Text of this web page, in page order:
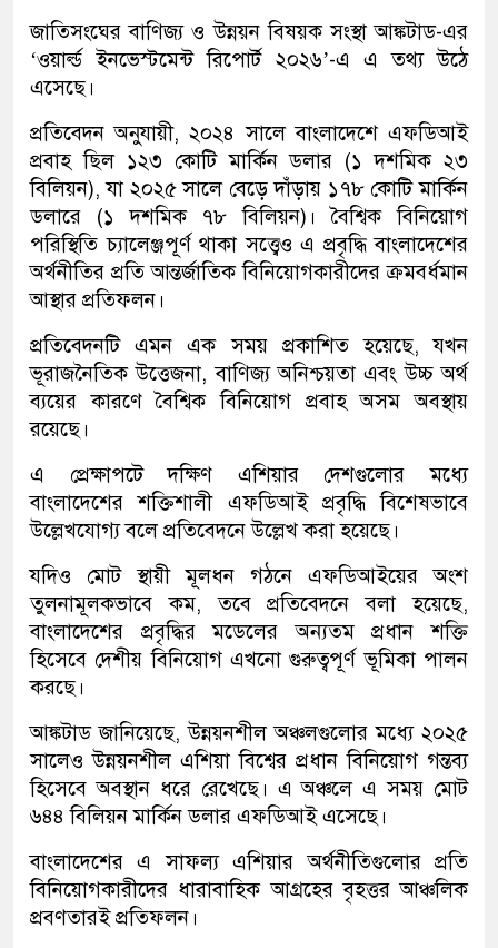
জাতিসংঘের বাণিজ্য ও উন্নয়ন বিষয়ক সংস্থা আঙ্কটাড-এর
‘ওয়ার্ল্ড ইনভেস্টমেন্ট রিপোর্ট ২০২৬’-এ এ তথ্য উঠে
এসেছে।
প্রতিবেদন অনুযায়ী, ২০২৪ সালে বাংলাদেশে এফডিআই
প্রবাহ ছিল ১২৩ কোটি মার্কিন ডলার (১ দশমিক ২৩
বিলিয়ন), যা ২০২৫ সালে বেড়ে দাঁড়ায় ১৭৮ কোটি মার্কিন
ডলারে (১ দশমিক ৭৮ বিলিয়ন)। বৈশ্বিক বিনিয়োগ
পরিস্থিতি চ্যালেঞ্জপূর্ণ থাকা সত্ত্বেও এ প্রবৃদ্ধি বাংলাদেশের
অর্থনীতির প্রতি আন্তর্জাতিক বিনিয়োগকারীদের ক্রমবর্ধমান
আস্থার প্রতিফলন।
প্রতিবেদনটি এমন এক সময় প্রকাশিত হয়েছে, যখন
ভূরাজনৈতিক উত্তেজনা, বাণিজ্য অনিশ্চয়তা এবং উচ্চ অর্থ
ব্যয়ের কারণে বৈশ্বিক বিনিয়োগ প্রবাহ অসম অবস্থায়
রয়েছে।
এ প্রেক্ষাপটে দক্ষিণ এশিয়ার দেশগুলোর মধ্যে
বাংলাদেশের শক্তিশালী এফডিআই প্রবৃদ্ধি বিশেষভাবে
উল্লেখযোগ্য বলে প্রতিবেদনে উল্লেখ করা হয়েছে।
যদিও মোট স্থায়ী মূলধন গঠনে এফডিআইয়ের অংশ
তুলনামূলকভাবে কম, তবে প্রতিবেদনে বলা হয়েছে,
বাংলাদেশের প্রবৃদ্ধির মডেলের অন্যতম প্রধান শক্তি
হিসেবে দেশীয় বিনিয়োগ এখনো গুরুত্বপূর্ণ ভূমিকা পালন
করছে।
আঙ্কটাড জানিয়েছে, উন্নয়নশীল অঞ্চলগুলোর মধ্যে ২০২৫
সালেও উন্নয়নশীল এশিয়া বিশ্বের প্রধান বিনিয়োগ গন্তব্য
হিসেবে অবস্থান ধরে রেখেছে। এ অঞ্চলে এ সময় মোট
৬৪৪ বিলিয়ন মার্কিন ডলার এফডিআই এসেছে।
বাংলাদেশের এ সাফল্য এশিয়ার অর্থনীতিগুলোর প্রতি
বিনিয়োগকারীদের ধারাবাহিক আগ্রহের বৃহত্তর আঞ্চলিক
প্রবণতারই প্রতিফলন।